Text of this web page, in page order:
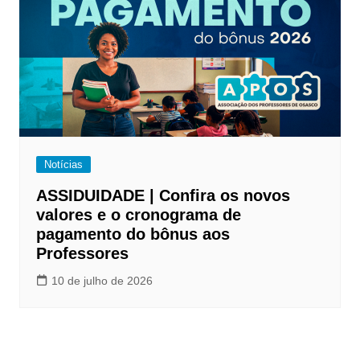
Notícias
ASSIDUIDADE | Confira os novos
valores e o cronograma de
pagamento do bônus aos
Professores
10 de julho de 2026